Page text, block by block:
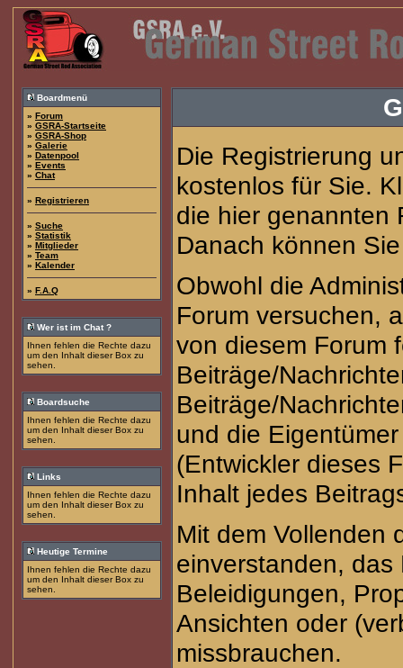
Boardmenü
» Forum
» GSRA-Startseite
» GSRA-Shop
» Galerie
» Datenpool
» Events
» Chat
» Registrieren
» Suche
» Statistik
» Mitglieder
» Team
» Kalender
» F.A.Q
Wer ist im Chat ?
Ihnen fehlen die Rechte dazu
um den Inhalt dieser Box zu
sehen.
Boardsuche
Ihnen fehlen die Rechte dazu
um den Inhalt dieser Box zu
sehen.
Links
Ihnen fehlen die Rechte dazu
um den Inhalt dieser Box zu
sehen.
Heutige Termine
Ihnen fehlen die Rechte dazu
um den Inhalt dieser Box zu
sehen.
Die Registrierung
kostenlos für Sie.
die hier genannten
Danach können
Obwohl die
Forum versuchen,
von diesem Forum
Beiträge/
Beiträge/
und die
(Entwickler dieses
Inhalt jedes
Mit dem Vollenden
einverstanden,
Beleidigungen,
Ansichten oder
missbrauchen.